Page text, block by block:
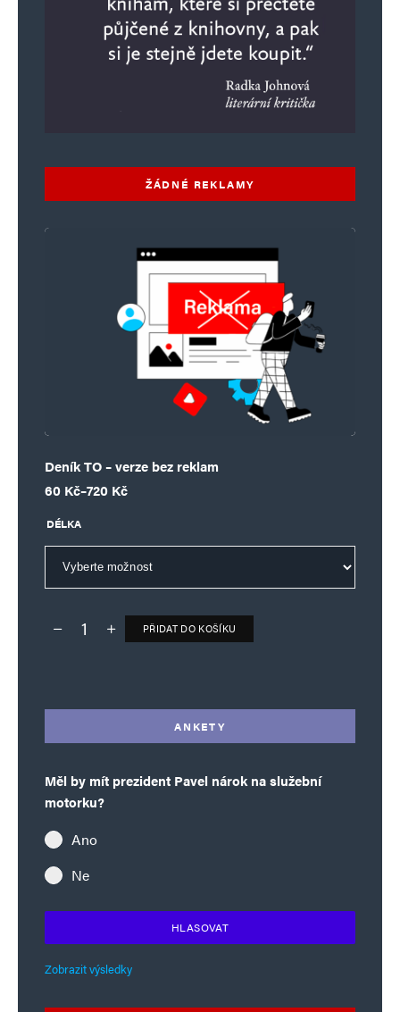
ŽÁDNÉ REKLAMY
Deník TO – verze bez reklam
60 Kč–720 Kč
Rozpětí cen: 60 Kč až 720 Kč
DÉLKA
Deník TO – verze bez reklam množství
PŘIDAT DO KOŠÍKU
ANKETY
Měl by mít prezident Pavel nárok na služební
motorku?
Ano
Ne
HLASOVAT
Zobrazit výsledky